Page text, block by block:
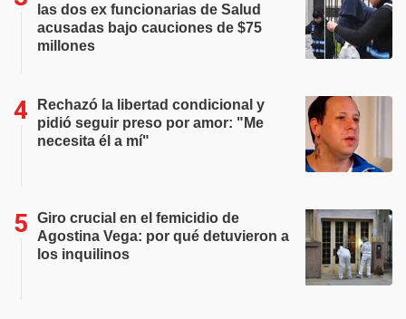
las dos ex funcionarias de Salud
acusadas bajo cauciones de $75
millones
Rechazó la libertad condicional y
pidió seguir preso por amor: "Me
necesita él a mí"
Giro crucial en el femicidio de
Agostina Vega: por qué detuvieron a
los inquilinos